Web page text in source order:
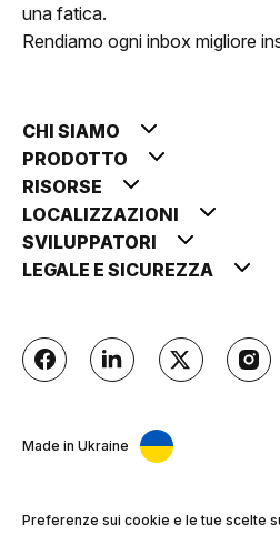
una fatica.
Rendiamo ogni inbox migliore
CHI SIAMO
PRODOTTO
RISORSE
LOCALIZZAZIONI
SVILUPPATORI
LEGALE E SICUREZZA
Made in Ukraine
Preferenze sui cookie e le tue scelte